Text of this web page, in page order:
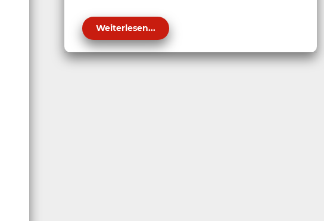
Weiterlesen...